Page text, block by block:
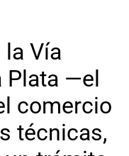
Vía
Plata —el
comercio
técnicas,